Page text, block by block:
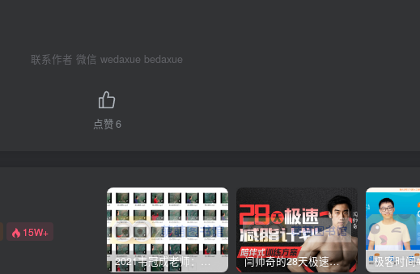
联系作者 微信 wedaxue bedaxue
点赞6
15W+
2021韦冠成老师：韦氏天星风水《秘传二十四山吉凶占断要法》 – 百度云盘 – 下载 闫帅奇的28天极速减脂计划 – 网盘分享 – 下载